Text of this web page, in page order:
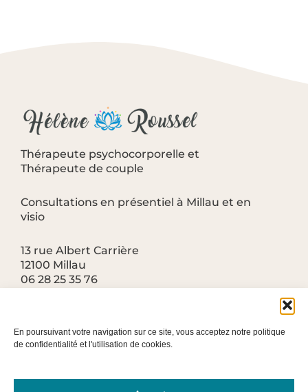
En poursuivant votre navigation sur ce site, vous acceptez notre politique
de confidentialité et l'utilisation de cookies.
Thérapeute psychocorporelle et
Thérapeute de couple
Consultations en présentiel à Millau et en
visio
13 rue Albert Carrière
12100 Millau
06 28 25 35 76
F